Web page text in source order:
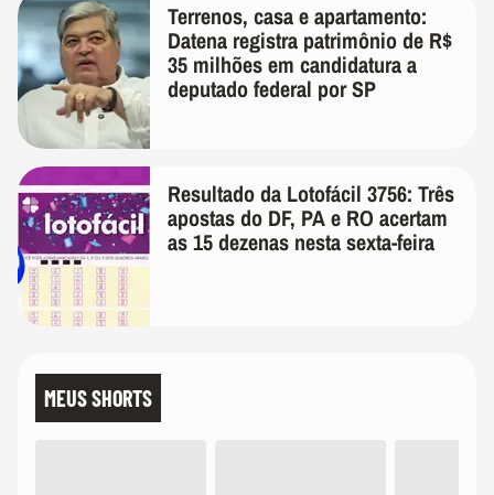
Terrenos, casa e apartamento:
Datena registra patrimônio de R$
35 milhões em candidatura a
deputado federal por SP
Resultado da Lotofácil 3756: Três
apostas do DF, PA e RO acertam
as 15 dezenas nesta sexta-feira
MEUS SHORTS